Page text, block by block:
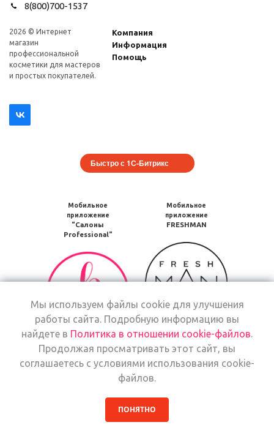
8(800)700-1537
2026 © Интернет
магазин
профеcсиональной
косметики для мастеров
и простых покупателей.
Компания
Информация
Помощь
Быстро с 1С-Битрикс
Мобильное
приложение
"Салоны
Professional"
Мобильное
приложение
Салоны
загрузить
в
Google
Мобильное
приложение
загрузить
приложение
Мобильное
приложение
FRESHMAN
Мобильное
приложение
FRESHMAN
Play
Мобильное
приложение
Freshman
Мы используем файлы cookie для улучшения
работы сайта. Подробную информацию вы
найдете в Политика в отношении cookie-файлов.
Продолжая просматривать этот сайт, вы
соглашаетесь с условиями использования cookie-
файлов.
ПОНЯТНО